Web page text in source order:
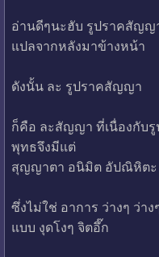
อ่านดีๆนะฮับ รูปราคสัญญ
แปลจากหลังมาข้างหน้า
ดังนั้น ละ รูปราคสัญญา
ก็คือ ละสัญญา ที่เนื่องกับ
พุทธจึงมีแต่
สุญญาตา อนิมิต อัปณิหิตะ
ซึ่งไม่ใช่ อาการ ว่างๆ ว่า
แบบ งุดโงๆ จิตอึ๊ก